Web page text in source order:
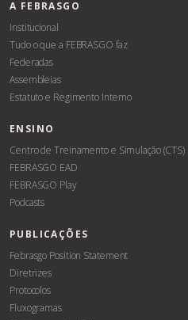
A FEBRASGO
Institucional
Tudo o que a FEBRASGO faz
Federadas
Assembleias
Estatuto e Regimento Interno
ENSINO
Centro de Treinamento e Simulação (CTS)
FEBRASGO EAD
FEBRASGO Play
Podcasts
PUBLICAÇÕES
Febrasgo Position Statement
Diretrizes
Protocolos
Fluxogramas